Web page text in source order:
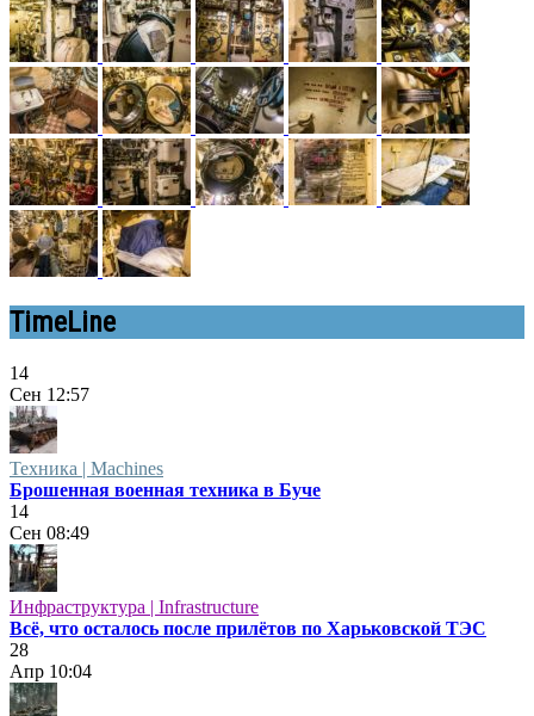
TimeLine
14
Сен 12:57
Техника | Machines
Брошенная военная техника в Буче
14
Сен 08:49
Инфраструктура | Infrastructure
Всё, что осталось после прилётов по Харьковской ТЭС
28
Апр 10:04